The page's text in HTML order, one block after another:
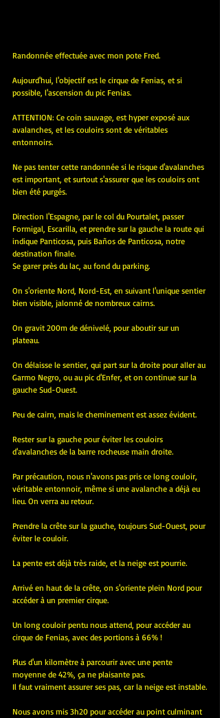
Randonnée effectuée avec mon pote Fred.
Aujourd'hui, l'objectif est le cirque de Fenias, et si
possible, l'ascension du pic Fenias.
ATTENTION: Ce coin sauvage, est hyper exposé aux
avalanches, et les couloirs sont de véritables
entonnoirs.
Ne pas tenter cette randonnée si le risque d'avalanches
est important, et surtout s'assurer que les couloirs ont
bien été purgés.
Direction l'Espagne, par le col du Pourtalet, passer
Formigal, Escarilla, et prendre sur la gauche la route qui
indique Panticosa, puis Baños de Panticosa, notre
destination finale.
Se garer près du lac, au fond du parking.
On s'oriente Nord, Nord-Est, en suivant l'unique sentier
bien visible, jalonné de nombreux cairns.
On gravit 200m de dénivelé, pour aboutir sur un
plateau.
On délaisse le sentier, qui part sur la droite pour aller au
Garmo Negro, ou au pic d'Enfer, et on continue sur la
gauche Sud-Ouest.
Peu de cairn, mais le cheminement est assez évident.
Rester sur la gauche pour éviter les couloirs
d'avalanches de la barre rocheuse main droite.
Par précaution, nous n'avons pas pris ce long couloir,
véritable entonnoir, même si une avalanche a déjà eu
lieu. On verra au retour.
Prendre la crête sur la gauche, toujours Sud-Ouest, pour
éviter le couloir.
La pente est déjà très raide, et la neige est pourrie.
Arrivé en haut de la crête, on s'oriente plein Nord pour
accéder à un premier cirque.
Un long couloir pentu nous attend, pour accéder au
cirque de Fenias, avec des portions à 66% !
Plus d'un kilomètre à parcourir avec une pente
moyenne de 42%, ça ne plaisante pas.
Il faut vraiment assurer ses pas, car la neige est instable.
Nous avons mis 3h20 pour accéder au point culminant